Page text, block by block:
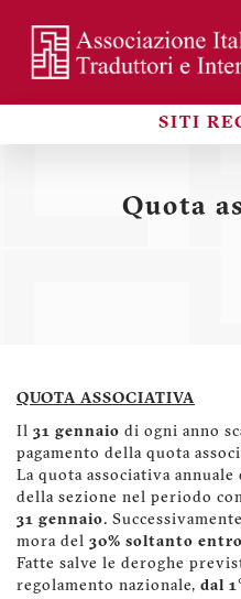
contenuto
principale
Sezioni
SITI
Quota
QUOTA ASSOCIATIVA
Il 31 gennaio di ogni anno
pagamento della quota
La quota associativa
della sezione nel periodo
31 gennaio.
mora del 30% soltanto
Fatte salve le deroghe
regolamento nazionale, dal